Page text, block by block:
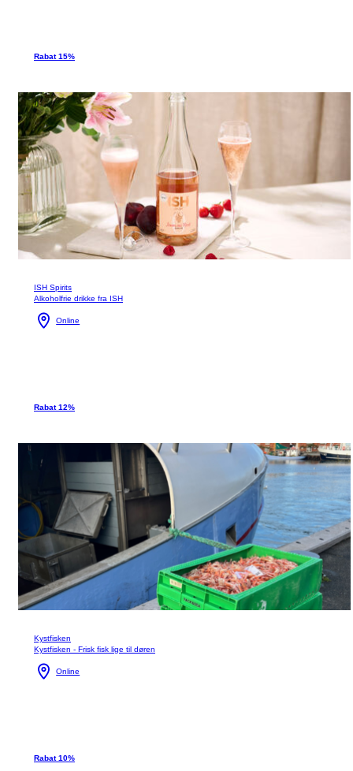
Rabat 15%
ISH Spirits
Alkoholfrie drikke fra ISH
Online
Rabat 12%
Kystfisken
Kystfisken - Frisk fisk lige til døren
Online
Rabat 10%